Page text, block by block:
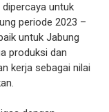
dipercaya untuk
periode 2023 –
untuk Jabung
produksi dan
kerja sebagai nilai